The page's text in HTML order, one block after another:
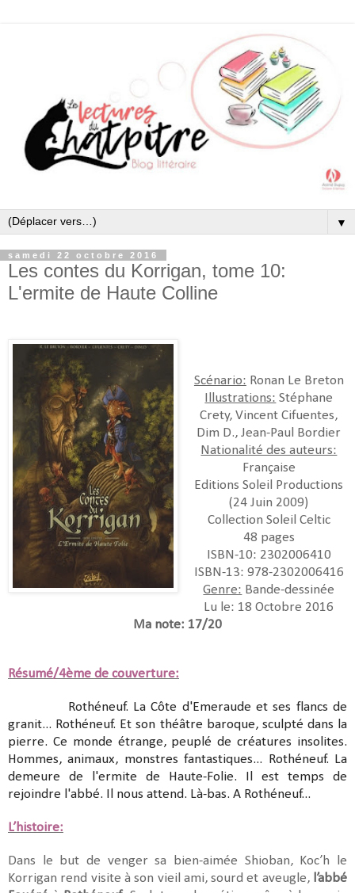
▼
samedi 22 octobre 2016
Les contes du Korrigan, tome 10:
L'ermite de Haute Colline
Scénario: Ronan Le Breton
Illustrations: Stéphane
Crety, Vincent Cifuentes,
Dim D., Jean-Paul Bordier
Nationalité des auteurs:
Française
Editions Soleil Productions
(24 Juin 2009)
Collection Soleil Celtic
48 pages
ISBN-10: 2302006410
ISBN-13: 978-2302006416
Genre: Bande-dessinée
Lu le: 18 Octobre 2016
Ma note: 17/20
Résumé/4ème de couverture:
Rothéneuf. La Côte d'Emeraude et ses flancs de
granit... Rothéneuf. Et son théâtre baroque, sculpté dans la
pierre. Ce monde étrange, peuplé de créatures insolites.
Hommes, animaux, monstres fantastiques... Rothéneuf. La
demeure de l'ermite de Haute-Folie. Il est temps de
rejoindre l'abbé. Il nous attend. Là-bas. A Rothéneuf...
L’histoire:
Dans le but de venger sa bien-aimée Shioban, Koc’h le
Korrigan rend visite à son vieil ami, sourd et aveugle, l’abbé